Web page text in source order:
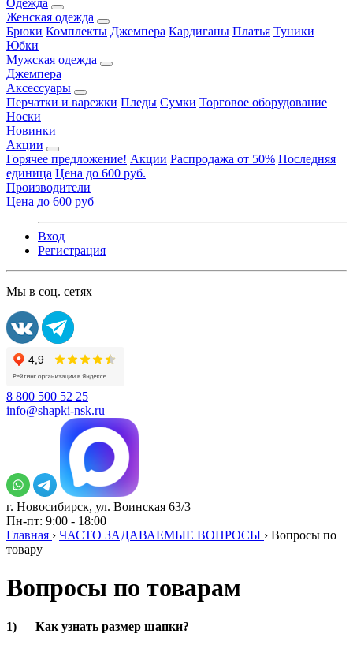
Одежда
Женская одежда
Брюки Комплекты Джемпера Кардиганы Платья Туники
Юбки
Мужская одежда
Джемпера
Аксессуары
Перчатки и варежки Пледы Сумки Торговое оборудование
Носки
Новинки
Акции
Горячее предложение! Акции Распродажа от 50% Последняя
единица Цена до 600 руб.
Производители
Цена до 600 руб
Вход
Регистрация
Мы в соц. сетях
8 800 500 52 25
info@shapki-nsk.ru
г. Новосибирск, ул. Воинская 63/3
Пн-пт: 9:00 - 18:00
Главная › ЧАСТО ЗАДАВАЕМЫЕ ВОПРОСЫ › Вопросы по
товару
Вопросы по товарам
1) Как узнать размер шапки?